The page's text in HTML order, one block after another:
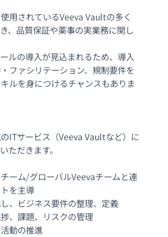
用されているVeeva Vaultの多く
、品質保証や薬事の実業務に関し
ルの導入が見込まれるため、導入
ファシリテーション、規制要件を
ルを身につけるチャンスもありま
ITサービス（Veeva Vaultなど）に
ただきます。
ーム/グローバルVeevaチームと連
を主導
、ビジネス要件の整理、定義
、課題、リスクの管理
動の推進